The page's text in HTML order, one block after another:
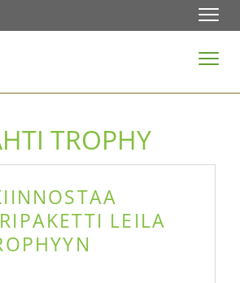
TROPHY
LEILA